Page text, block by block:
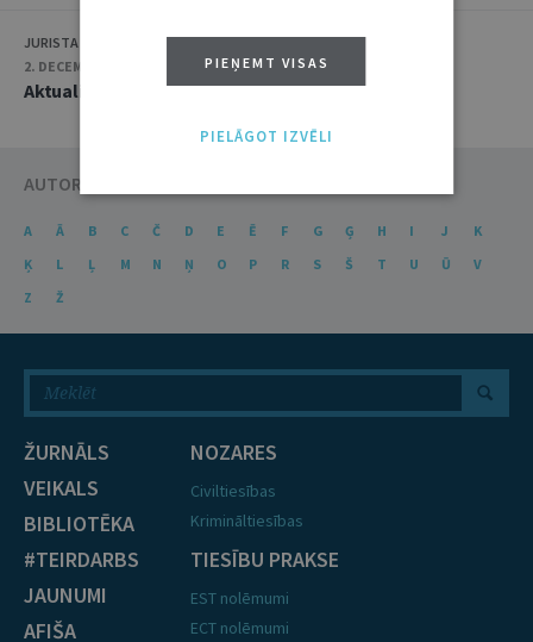
JURISTA VĀRDS
2. DECEMBRIS 2025
Aktualitāšu apskats: novembris
AUTORU KATALOGS
A Ā B C Č D E Ē F G Ģ H I J
K
Ķ
L Ļ M N Ņ O P R S Š T U Ū
V
Z
Ž
ŽURNĀLS
VEIKALS
BIBLIOTĒKA
#TEIRDARBS
JAUNUMI
AFIŠA
NOZARES
Civiltiesības
Krimināltiesības
TIESĪBU PRAKSE
EST nolēmumi
ECT nolēmumi
PIEŅEMT VISAS
PIELĀGOT IZVĒLI